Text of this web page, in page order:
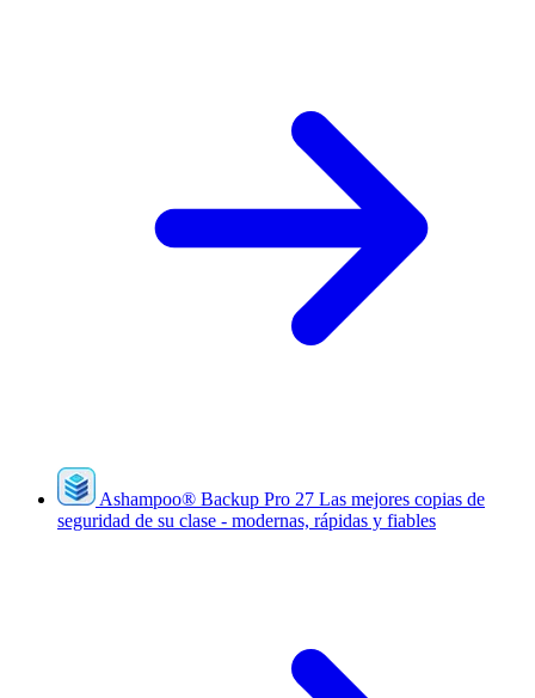
Ashampoo® Backup Pro 27 Las mejores copias de
seguridad de su clase - modernas, rápidas y fiables